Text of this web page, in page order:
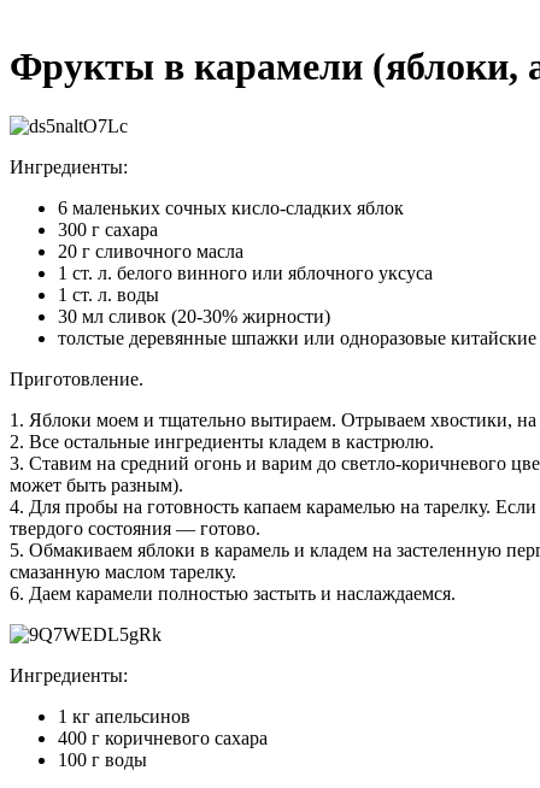
Фрукты в карамели (яблоки,
Ингредиенты:
6 маленьких сочных кисло-сладких яблок
300 г сахара
20 г сливочного масла
1 ст. л. белого винного или яблочного уксуса
1 ст. л. воды
30 мл сливок (20-30% жирности)
толстые деревянные шпажки или одноразовые
Приготовление.
1. Яблоки моем и тщательно вытираем. Отрываем хвостики,
2. Все остальные ингредиенты кладем в кастрюлю.
3. Ставим на средний огонь и варим до светло-коричневого
может быть разным).
4. Для пробы на готовность капаем карамелью на тарелку.
твердого состояния — готово.
5. Обмакиваем яблоки в карамель и кладем на застеленную
смазанную маслом тарелку.
6. Даем карамели полностью застыть и наслаждаемся.
Ингредиенты:
1 кг апельсинов
400 г коричневого сахара
100 г воды